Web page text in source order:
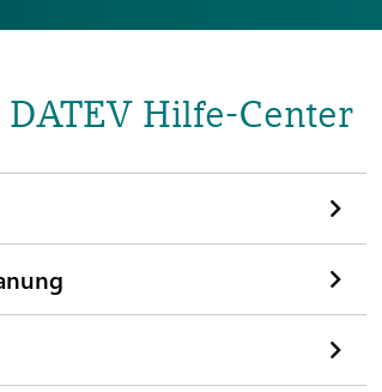
Hilfe-Center